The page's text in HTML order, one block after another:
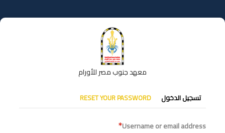
إلى
المحتوى
معهد جنوب مصر للأورام
التبويبات
الأساسية
تسجيل الدخول RESET YOUR PASSWORD
Username or email address